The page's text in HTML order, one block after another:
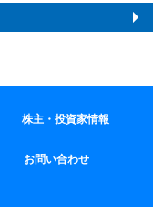
株主・投資家情報
お問い合わせ